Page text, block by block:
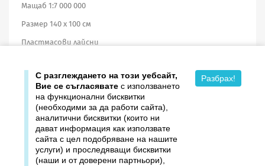
Мащаб 1:7 000 000
Размер 140 х 100 см
Пластмасови лайсни
Продукти
Издателство ДОМИНО
С разглеждането на този уебсайт,
Вие се съгласявате с използването
на функционални бисквитки
(необходими за да работи сайта),
аналитични бисквитки (които ни
дават информация как използвате
сайта с цел подобряване на нашите
услуги) и проследяващи бисквитки
(наши и от доверени партньори),
Разбрах!